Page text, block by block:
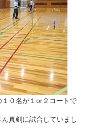
１０名が１or２コートで
真剣に試合していまし